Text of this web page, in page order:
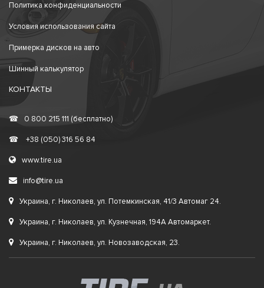
Политика конфиденциальности
Условия использования сайта
Примерка дисков на авто
Шинный калькулятор
КОНТАКТЫ
☎ 0 800 215 111 (бесплатно)
☎ +38 (050) 316 56 84
www.tire.ua
info@tire.ua
Украина, г. Николаев, ул. Потемкинская, 41/3 Автомаг 24.
Украина, г. Николаев, ул. Кузнечная, 194А Автомаркет.
Украина, г. Николаев, ул. Новозаводская, 23.